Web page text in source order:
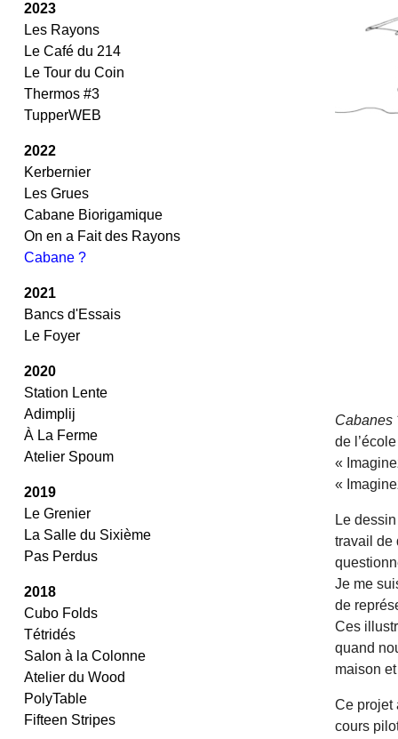
2023
Les Rayons
Le Café du 214
Le Tour du Coin
Thermos #3
TupperWEB
2022
Kerbernier
Les Grues
Cabane Biorigamique
On en a Fait des Rayons
Cabane ?
2021
Bancs d'Essais
Le Foyer
2020
Station Lente
Adimplij
À La Ferme
Atelier Spoum
2019
Le Grenier
La Salle du Sixième
Pas Perdus
2018
Cubo Folds
Tétridés
Salon à la Colonne
Atelier du Wood
PolyTable
Fifteen Stripes
Cabanes
de
«
«
Le
travail de
Je me
de
Ces
quand
maison
Ce projet
cours